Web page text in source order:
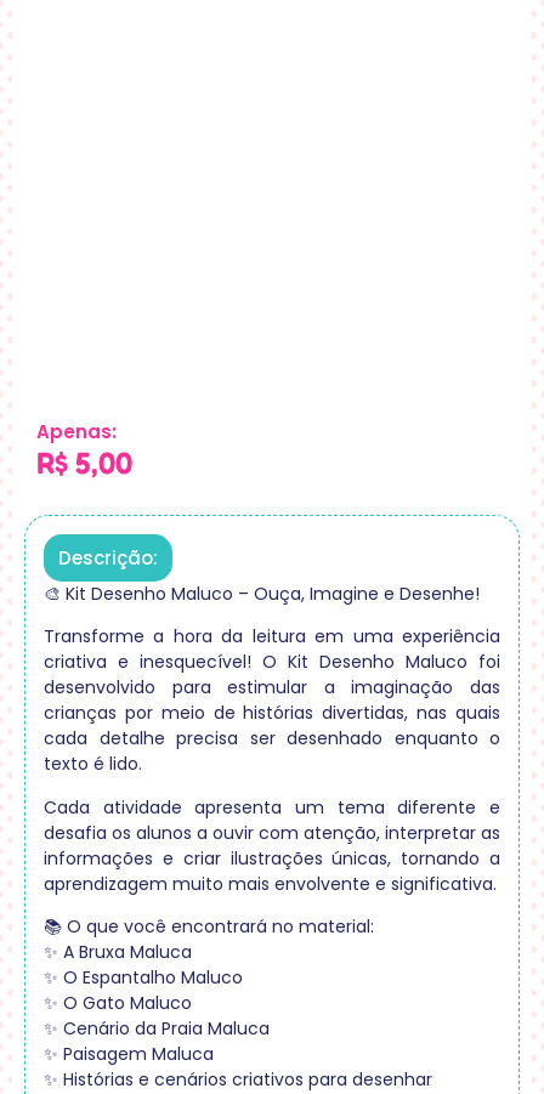
Apenas:
R$ 5,00
Descrição:
🎨 Kit Desenho Maluco – Ouça, Imagine e Desenhe!
Transforme a hora da leitura em uma experiência
criativa e inesquecível! O Kit Desenho Maluco foi
desenvolvido para estimular a imaginação das
crianças por meio de histórias divertidas, nas quais
cada detalhe precisa ser desenhado enquanto o
texto é lido.
Cada atividade apresenta um tema diferente e
desafia os alunos a ouvir com atenção, interpretar as
informações e criar ilustrações únicas, tornando a
aprendizagem muito mais envolvente e significativa.
📚 O que você encontrará no material:
✨ A Bruxa Maluca
✨ O Espantalho Maluco
✨ O Gato Maluco
✨ Cenário da Praia Maluca
✨ Paisagem Maluca
✨ Histórias e cenários criativos para desenhar